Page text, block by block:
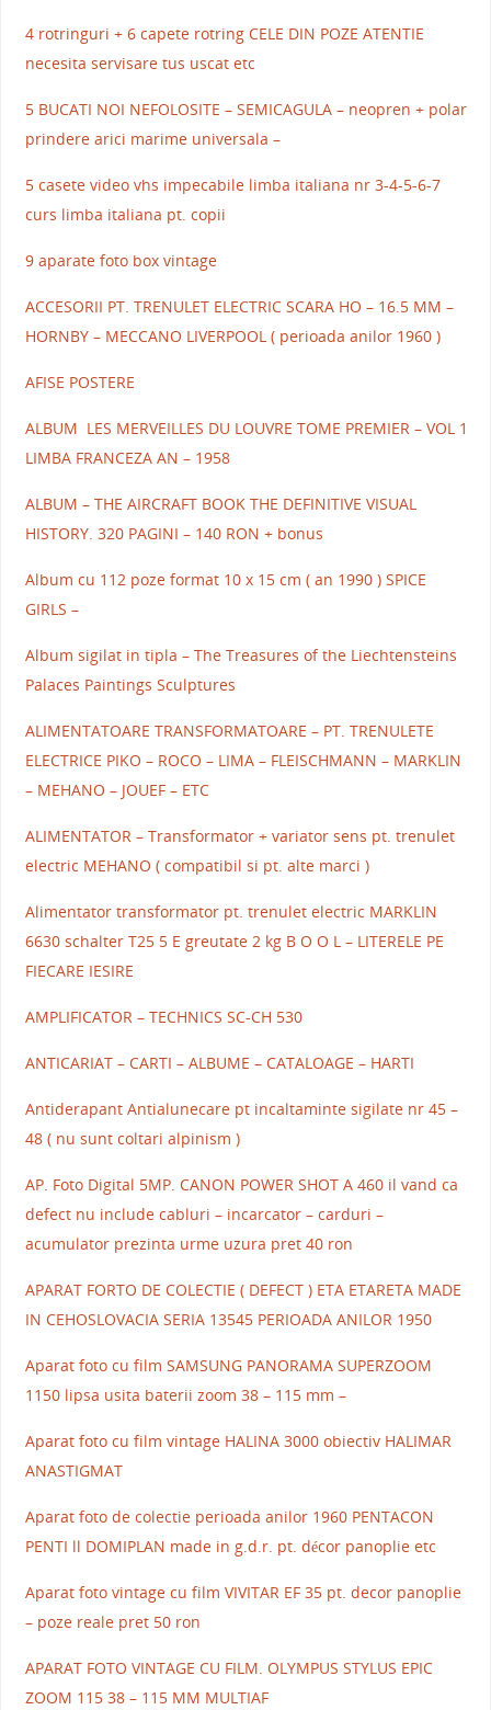
4 rotringuri + 6 capete rotring CELE DIN POZE ATENTIE
necesita servisare tus uscat etc
5 BUCATI NOI NEFOLOSITE – SEMICAGULA – neopren + polar
prindere arici marime universala –
5 casete video vhs impecabile limba italiana nr 3-4-5-6-7
curs limba italiana pt. copii
9 aparate foto box vintage
ACCESORII PT. TRENULET ELECTRIC SCARA HO – 16.5 MM –
HORNBY – MECCANO LIVERPOOL ( perioada anilor 1960 )
AFISE POSTERE
ALBUM LES MERVEILLES DU LOUVRE TOME PREMIER – VOL 1
LIMBA FRANCEZA AN – 1958
ALBUM – THE AIRCRAFT BOOK THE DEFINITIVE VISUAL
HISTORY. 320 PAGINI – 140 RON + bonus
Album cu 112 poze format 10 x 15 cm ( an 1990 ) SPICE
GIRLS –
Album sigilat in tipla – The Treasures of the Liechtensteins
Palaces Paintings Sculptures
ALIMENTATOARE TRANSFORMATOARE – PT. TRENULETE
ELECTRICE PIKO – ROCO – LIMA – FLEISCHMANN – MARKLIN
– MEHANO – JOUEF – ETC
ALIMENTATOR – Transformator + variator sens pt. trenulet
electric MEHANO ( compatibil si pt. alte marci )
Alimentator transformator pt. trenulet electric MARKLIN
6630 schalter T25 5 E greutate 2 kg B O O L – LITERELE PE
FIECARE IESIRE
AMPLIFICATOR – TECHNICS SC-CH 530
ANTICARIAT – CARTI – ALBUME – CATALOAGE – HARTI
Antiderapant Antialunecare pt incaltaminte sigilate nr 45 –
48 ( nu sunt coltari alpinism )
AP. Foto Digital 5MP. CANON POWER SHOT A 460 il vand ca
defect nu include cabluri – incarcator – carduri –
acumulator prezinta urme uzura pret 40 ron
APARAT FORTO DE COLECTIE ( DEFECT ) ETA ETARETA MADE
IN CEHOSLOVACIA SERIA 13545 PERIOADA ANILOR 1950
Aparat foto cu film SAMSUNG PANORAMA SUPERZOOM
1150 lipsa usita baterii zoom 38 – 115 mm –
Aparat foto cu film vintage HALINA 3000 obiectiv HALIMAR
ANASTIGMAT
Aparat foto de colectie perioada anilor 1960 PENTACON
PENTI ll DOMIPLAN made in g.d.r. pt. décor panoplie etc
Aparat foto vintage cu film VIVITAR EF 35 pt. decor panoplie
– poze reale pret 50 ron
APARAT FOTO VINTAGE CU FILM. OLYMPUS STYLUS EPIC
ZOOM 115 38 – 115 MM MULTIAF